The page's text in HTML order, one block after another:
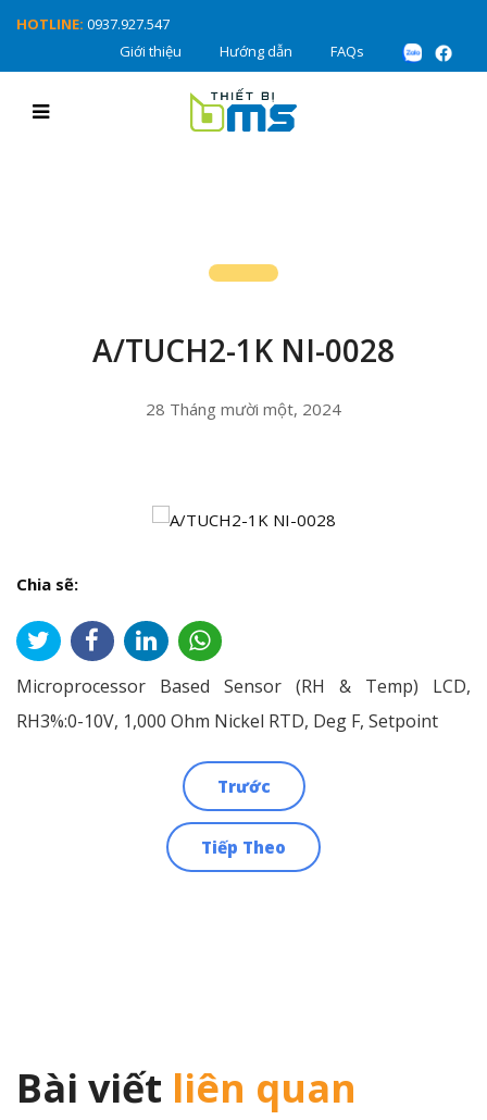
HOTLINE: 0937.927.547
Giới thiệu
Hướng dẫn FAQs
A/TUCH2-1K NI-0028
28 Tháng mười một, 2024
Chia sẽ:
Microprocessor Based Sensor (RH & Temp) LCD,
RH3%:0-10V, 1,000 Ohm Nickel RTD, Deg F, Setpoint
Trước
Tiếp Theo
Bài viết liên quan